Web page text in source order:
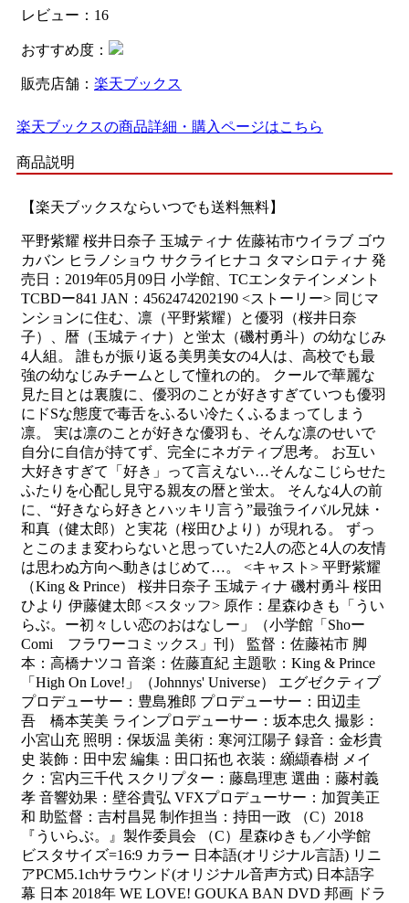
レビュー：16
おすすめ度：
販売店舗： 楽天ブックス
楽天ブックスの商品詳細・購入ページはこちら
商品説明
【楽天ブックスならいつでも送料無料】
平野紫耀 桜井日奈子 玉城ティナ 佐藤祐市ウイラブ ゴウ
カバン ヒラノショウ サクライヒナコ タマシロティナ 発
売日：2019年05月09日 小学館、TCエンタテインメント
TCBDー841 JAN：4562474202190 <ストーリー> 同じマ
ンションに住む、凛（平野紫耀）と優羽（桜井日奈
子）、暦（玉城ティナ）と蛍太（磯村勇斗）の幼なじみ
4人組。 誰もが振り返る美男美女の4人は、高校でも最
強の幼なじみチームとして憧れの的。 クールで華麗な
見た目とは裏腹に、優羽のことが好きすぎていつも優羽
にドSな態度で毒舌をふるい冷たくふるまってしまう
凛。 実は凛のことが好きな優羽も、そんな凛のせいで
自分に自信が持てず、完全にネガティブ思考。 お互い
大好きすぎて「好き」って言えない…そんなこじらせた
ふたりを心配し見守る親友の暦と蛍太。 そんな4人の前
に、“好きなら好きとハッキリ言う”最強ライバル兄妹・
和真（健太郎）と実花（桜田ひより）が現れる。 ずっ
とこのまま変わらないと思っていた2人の恋と4人の友情
は思わぬ方向へ動きはじめて…。 <キャスト> 平野紫耀
（King & Prince） 桜井日奈子 玉城ティナ 磯村勇斗 桜田
ひより 伊藤健太郎 <スタッフ> 原作：星森ゆきも「うい
らぶ。ー初々しい恋のおはなしー」（小学館「Shoー
Comi フラワーコミックス」刊） 監督：佐藤祐市 脚
本：高橋ナツコ 音楽：佐藤直紀 主題歌：King & Prince
「High On Love!」（Johnnys' Universe） エグゼクティブ
プロデューサー：豊島雅郎 プロデューサー：田辺圭
吾 橋本芙美 ラインプロデューサー：坂本忠久 撮影：
小宮山充 照明：保坂温 美術：寒河江陽子 録音：金杉貴
史 装飾：田中宏 編集：田口拓也 衣装：纐纈春樹 メイ
ク：宮内三千代 スクリプター：藤島理恵 選曲：藤村義
孝 音響効果：壁谷貴弘 VFXプロデューサー：加賀美正
和 助監督：吉村昌晃 制作担当：持田一政 （C）2018
『ういらぶ。』製作委員会 （C）星森ゆきも／小学館
ビスタサイズ=16:9 カラー 日本語(オリジナル言語) リニ
アPCM5.1chサラウンド(オリジナル音声方式) 日本語字
幕 日本 2018年 WE LOVE! GOUKA BAN DVD 邦画 ドラ